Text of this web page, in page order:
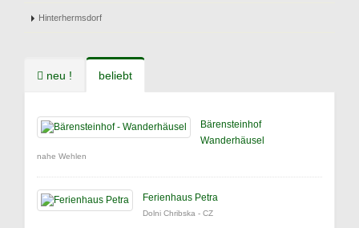
Hinterhermsdorf
neu ! beliebt
Bärensteinhof
Wanderhäusel
nahe Wehlen
Ferienhaus Petra
Dolni Chribska - CZ